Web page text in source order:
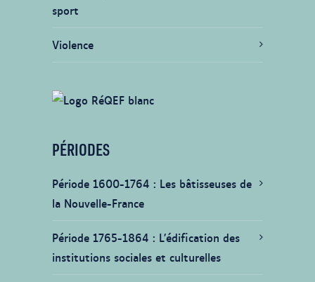
sport
Violence
PÉRIODES
Période 1600-1764
Les bâtisseuses de
la Nouvelle-France
Période 1765-1864
L’édification des
institutions sociales et culturelles